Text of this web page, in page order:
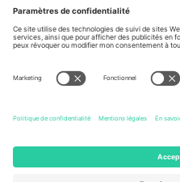
TixProtect
Programme d'affiliation